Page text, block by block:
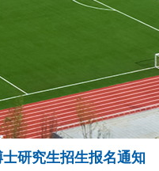
研究生招生报名通知